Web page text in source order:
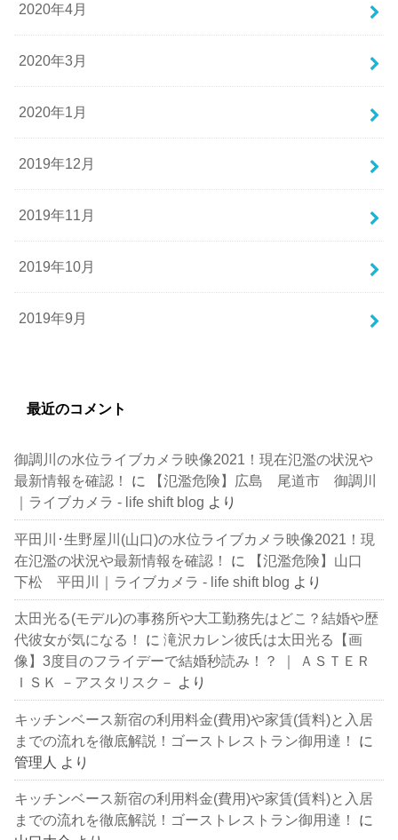
2020年4月
2020年3月
2020年1月
2019年12月
2019年11月
2019年10月
2019年9月
最近のコメント
御調川の水位ライブカメラ映像2021！現在氾濫の状況や
最新情報を確認！
に
【氾濫危険】広島 尾道市 御調川
｜ライブカメラ - life shift blog より
平田川･生野屋川(山口)の水位ライブカメラ映像2021！現
在氾濫の状況や最新情報を確認！
に
【氾濫危険】山口
下松 平田川｜ライブカメラ - life shift blog より
太田光る(モデル)の事務所や大工勤務先はどこ？結婚や歴
代彼女が気になる！
に滝沢カレン彼氏は太田光る【画
像】3度目のフライデーで結婚秒読み！？ ｜ ＡＳＴＥＲ
ＩＳＫ －アスタリスク－ より
キッチンベース新宿の利用料金(費用)や家賃(賃料)と入居
までの流れを徹底解説！ゴーストレストラン御用達！
に
管理人 より
キッチンベース新宿の利用料金(費用)や家賃(賃料)と入居
までの流れを徹底解説！ゴーストレストラン御用達！
に